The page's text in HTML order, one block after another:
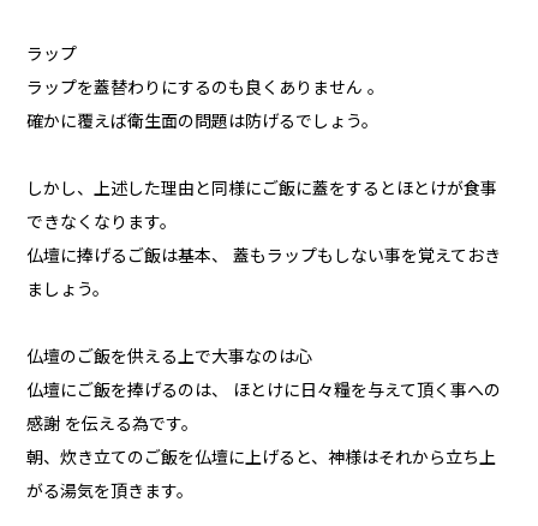
ラップ
ラップを蓋替わりにするのも良くありません 。
確かに覆えば衛生面の問題は防げるでしょう。
しかし、上述した理由と同様にご飯に蓋をするとほとけが食事
できなくなります。
仏壇に捧げるご飯は基本、 蓋もラップもしない事を覚えておき
ましょう。
仏壇のご飯を供える上で大事なのは心
仏壇にご飯を捧げるのは、 ほとけに日々糧を与えて頂く事への
感謝 を伝える為です。
朝、炊き立てのご飯を仏壇に上げると、神様はそれから立ち上
がる湯気を頂きます。